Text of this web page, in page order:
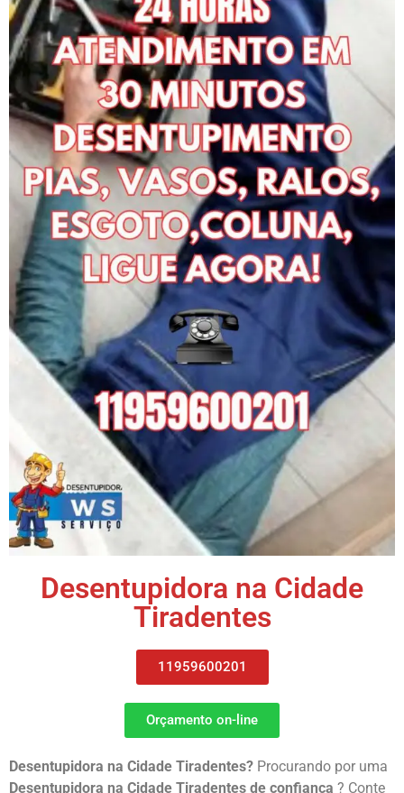
Desentupidora na Cidade
Tiradentes
11959600201
Orçamento on-line
Desentupidora na Cidade Tiradentes? Procurando por uma
Desentupidora na Cidade Tiradentes de confiança ? Conte